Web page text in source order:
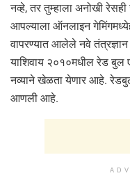
नव्हे, तर तुम्हाला अनोखी
आपल्याला ऑनलाइन
वापरण्यात आलेले नवे
याशिवाय २०१०मधील रेड बुल
नव्याने खेळता येणार आहे.
आणली आहे.